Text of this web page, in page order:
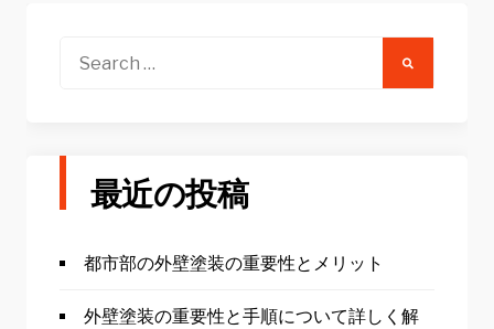
Search
最近の投稿
都市部の外壁塗装の重要性とメリット
外壁塗装の重要性と手順について詳しく解